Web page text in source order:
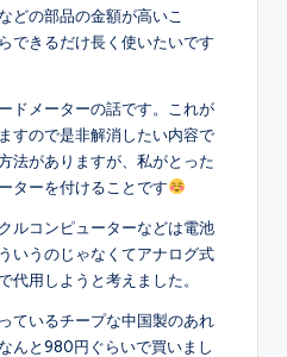
どの部品の金額が高いこ
できるだけ長く使いたいです
ドメーターの話です。これが
すので是非解消したい内容で
法がありますが、私がとった
ターを付けることです
ルコンピューターなどは電池
いうのじゃなくてアナログ式
代用しようと考えました。
ているチープな中国製のあれ
んと980円ぐらいで買いまし